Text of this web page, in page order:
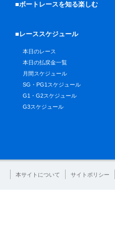
■ボートレースを知る楽しむ
■レーススケジュール
本日のレース
本日の払戻金一覧
月間スケジュール
SG・PG1スケジュール
G1・G2スケジュール
G3スケジュール
本サイトについて サイトポリシー